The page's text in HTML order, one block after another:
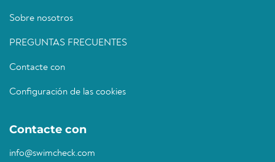
Sobre nosotros
PREGUNTAS FRECUENTES
Contacte con
Configuración de las cookies
Contacte con
info@swimcheck.com